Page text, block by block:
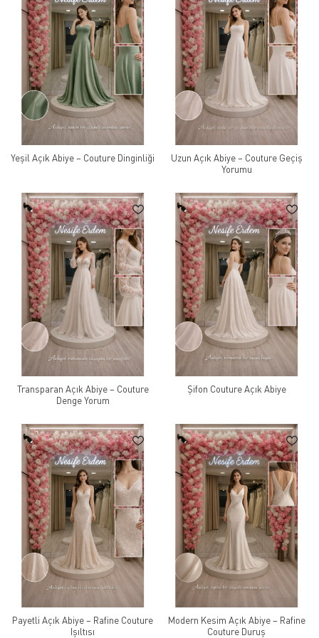
Yeşil Açık Abiye – Couture Dinginliği
Uzun Açık Abiye – Couture Geçiş
Yorumu
Transparan Açık Abiye – Couture
Denge Yorum
Şifon Couture Açık Abiye
Payetli Açık Abiye – Rafine Couture
Işıltısı
Modern Kesim Açık Abiye – Rafine
Couture Duruş